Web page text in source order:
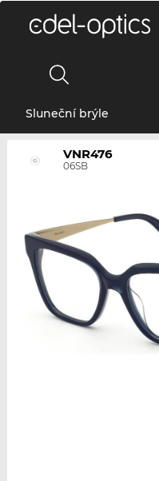
Sluneční brýle
VNR476
06SB